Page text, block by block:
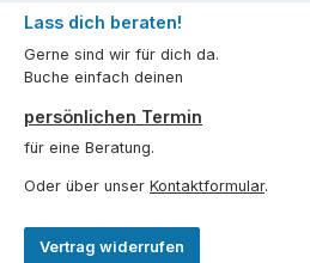
Lass dich beraten!
Gerne sind wir für dich da.
Buche einfach deinen
persönlichen Termin
für eine Beratung.
Oder über unser Kontaktformular.
Vertrag widerrufen